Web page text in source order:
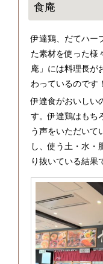
食庵
伊達鶏、だてハー
た素材を使った様
庵」には料理長が
わっているのです！
伊達食がおいしい
す。伊達鶏はもち
う声をいただいて
し、使う土・水・
り抜いている結果